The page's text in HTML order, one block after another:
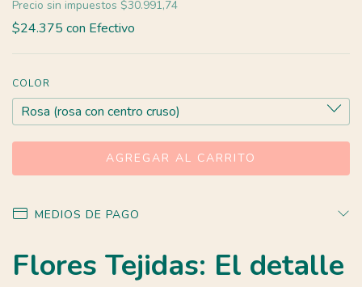
Precio sin impuestos $30.991,74
$24.375 con Efectivo
COLOR
MEDIOS DE PAGO
Flores Tejidas: El detalle